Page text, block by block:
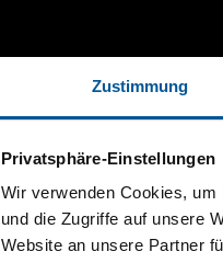
Zustimmung
Privatsphäre-Einstellungen
Wir verwenden Cookies,
und die Zugriffe auf unsere
Website an unsere Partner